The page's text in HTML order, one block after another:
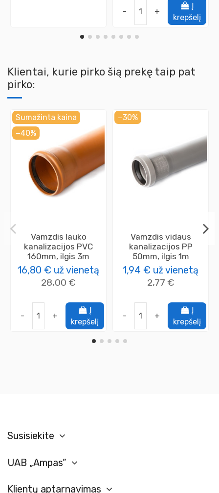
- +
Į
krepšelį
Klientai, kurie pirko šią prekę taip pat
pirko:
Sumažinta kaina
−40%
Vamzdis lauko
kanalizacijos PVC
160mm, ilgis 3m
16,80 € už vienetą
28,00 €
- +
Į
krepšelį
−30%
Vamzdis vidaus
kanalizacijos PP
50mm, ilgis 1m
1,94 € už vienetą
2,77 €
- +
Į
krepšelį
Susisiekite
UAB „Ampas”
Klientų aptarnavimas